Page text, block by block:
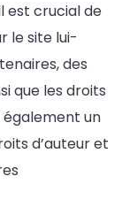
est crucial de
le site lui-
des
que les droits
également un
d’auteur et